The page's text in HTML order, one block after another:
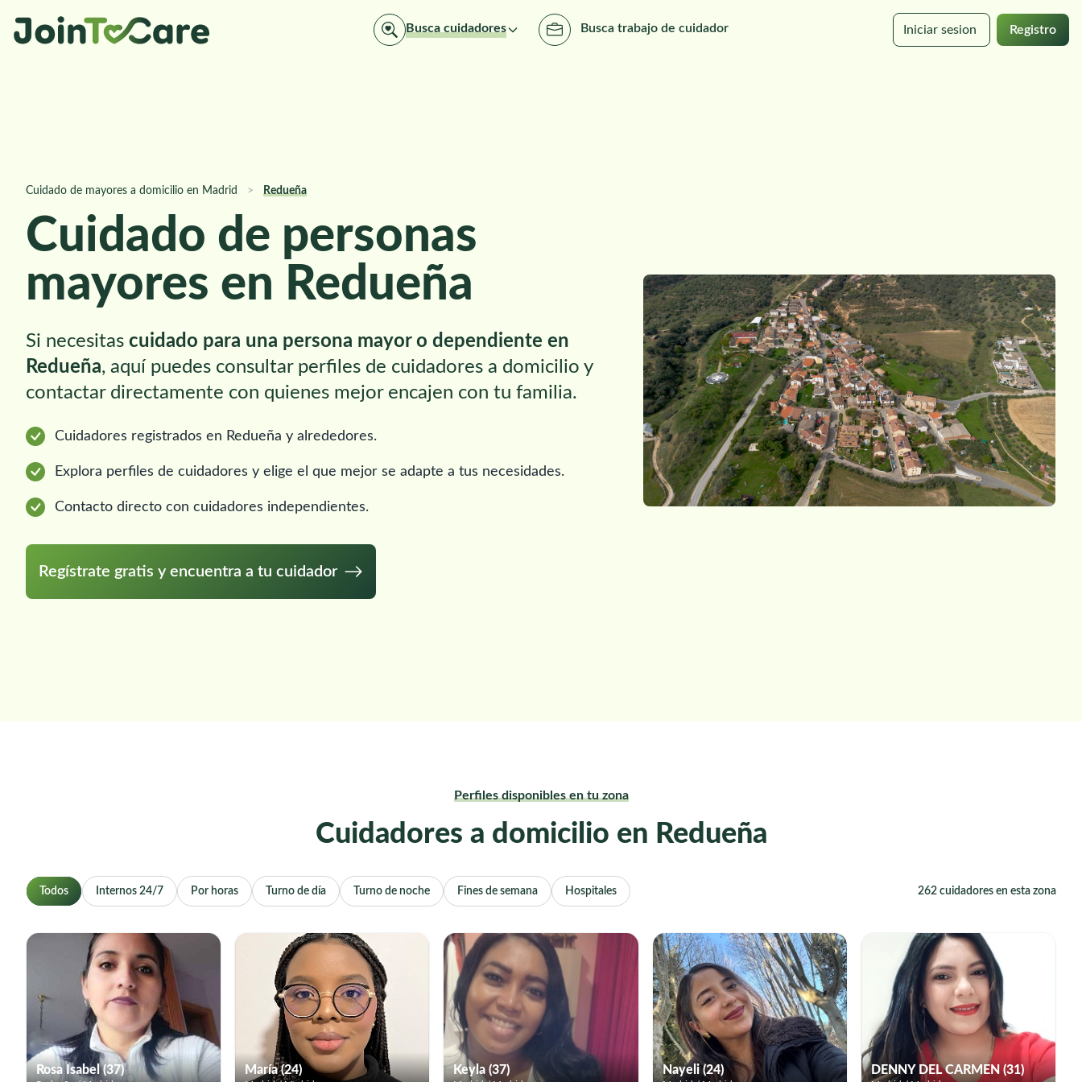
Busca cuidadores Busca trabajo de cuidador Iniciar sesion Registro
Cuidado de mayores a domicilio en Madrid > Redueña
Cuidado de personas
mayores en Redueña
Si necesitas cuidado para una persona mayor o dependiente en
Redueña, aquí puedes consultar perfiles de cuidadores a domicilio y
contactar directamente con quienes mejor encajen con tu familia.
Cuidadores registrados en Redueña y alrededores.
Explora perfiles de cuidadores y elige el que mejor se adapte a tus necesidades.
Contacto directo con cuidadores independientes.
Regístrate gratis y encuentra a tu cuidador
Perfiles disponibles en tu zona
Cuidadores a domicilio en Redueña
Todos Internos 24/7 Por horas Turno de día Turno de noche Fines de semana Hospitales 262 cuidadores en esta zona
Rosa Isabel (37) María (24) Keyla (37) Nayeli (24) DENNY DEL CARMEN (31)